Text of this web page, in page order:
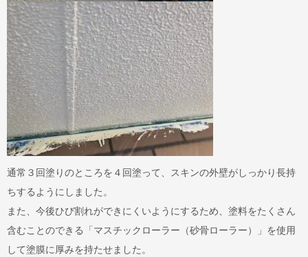
通常３回塗りのところを４回塗って、スキンの外壁がしっかり長持
ちするようにしました。
また、今後ひび割れができにくいようにするため、塗料をたくさん
含むことのできる「マスチックローラー（砂骨ローラー）」を使用
して塗膜に厚みを持たせました。